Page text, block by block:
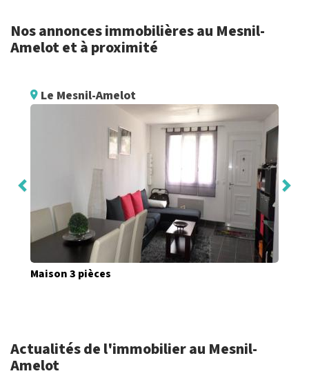
Nos annonces immobilières au Mesnil-
Amelot et à proximité
Le Mesnil-Amelot
Maison 3 pièces
Actualités de l'immobilier au Mesnil-
Amelot